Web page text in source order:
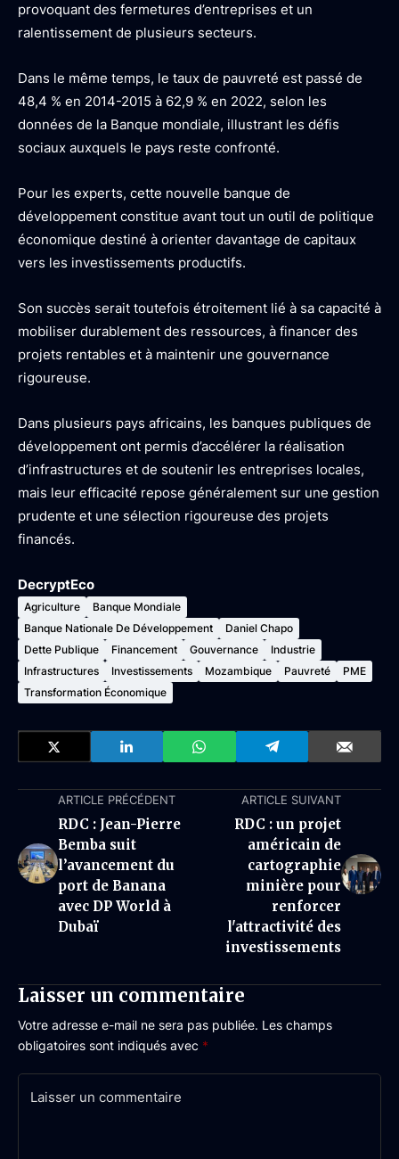
provoquant des fermetures d’entreprises et un
ralentissement de plusieurs secteurs.
Dans le même temps, le taux de pauvreté est passé de
48,4 % en 2014-2015 à 62,9 % en 2022, selon les
données de la Banque mondiale, illustrant les défis
sociaux auxquels le pays reste confronté.
Pour les experts, cette nouvelle banque de
développement constitue avant tout un outil de politique
économique destiné à orienter davantage de capitaux
vers les investissements productifs.
Son succès serait toutefois étroitement lié à sa capacité à
mobiliser durablement des ressources, à financer des
projets rentables et à maintenir une gouvernance
rigoureuse.
Dans plusieurs pays africains, les banques publiques de
développement ont permis d’accélérer la réalisation
d’infrastructures et de soutenir les entreprises locales,
mais leur efficacité repose généralement sur une gestion
prudente et une sélection rigoureuse des projets
financés.
DecryptEco
Agriculture
Banque Mondiale
Banque Nationale De Développement
Daniel Chapo
Dette Publique
Financement Gouvernance
Industrie
Infrastructures
Investissements Mozambique Pauvreté
PME
Transformation Économique
ARTICLE PRÉCÉDENT
RDC : Jean-Pierre
Bemba suit
l’avancement du
port de Banana
avec DP World à
Dubaï
ARTICLE SUIVANT
RDC : un projet
américain de
cartographie
minière pour
renforcer
l'attractivité des
investissements
Laisser un commentaire
Votre adresse e-mail ne sera pas publiée. Les champs
obligatoires sont indiqués avec *